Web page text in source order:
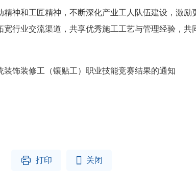
神和工匠精神，不断深化产业工人队伍建设，激励
行业交流渠道，共享优秀施工工艺与管理经验，
装饰装修工（镶贴工）职业技能竞赛结果的通知
 打印  关闭